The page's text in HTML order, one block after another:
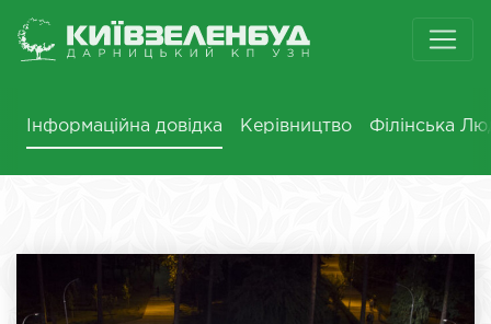
Інформаційна довідка Керівництво Філінська